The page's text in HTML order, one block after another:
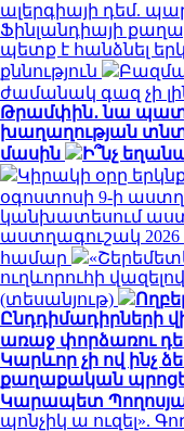
ալերգիայի դեմ.
Ֆինլանդիայի
պետք է հանձնել
քննություն
ժամանակ գազ չի
Թրամփին․ նա
խաղաղության
մասին
Ի՞նչ
Կիրակի օրը
օգոստոսի 9-ի
կանխատեսում
աստղագուշակ 2026
համար
ուղևորուհի
(տեսանյութ)
Ընդդիմադիրների
առաջ փորձառու
Կարևոր չի ով ինչ
քաղաքական
Կարապետ
պոնչիկ ա ուզել».